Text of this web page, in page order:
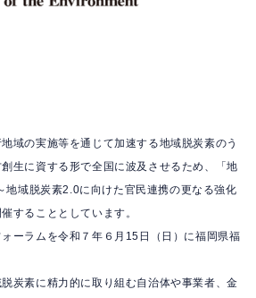
域の実施等を通じて加速する地域脱炭素のう
生に資する形で全国に波及させるため、「地
地域脱炭素2.0に向けた官民連携の更なる強化
することとしています。
ーラムを令和７年６月15日（日）に福岡県福
炭素に精力的に取り組む自治体や事業者、金